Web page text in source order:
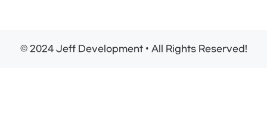
© 2024 Jeff Development • All Rights Reserved!